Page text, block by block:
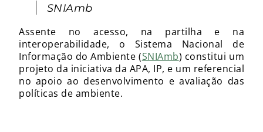
SNIAmb
Assente no acesso, na partilha e na
interoperabilidade, o Sistema Nacional de
Informação do Ambiente (SNIAmb) constitui um
projeto da iniciativa da APA, IP, e um referencial
no apoio ao desenvolvimento e avaliação das
políticas de ambiente.